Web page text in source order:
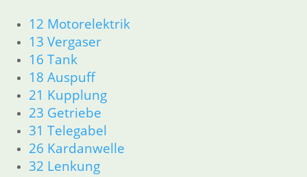
12 Motorelektrik
13 Vergaser
16 Tank
18 Auspuff
21 Kupplung
23 Getriebe
31 Telegabel
26 Kardanwelle
32 Lenkung
23 Getriebe
26 Kardanwelle
31 Telegabel
32 Lenkung
33 Antrieb
34 Bremsen
36 Räder
46 Rahmen & Verkleidung R60/6 – R90/S
51 Spiegel & Schlösser
52 Sitzbank